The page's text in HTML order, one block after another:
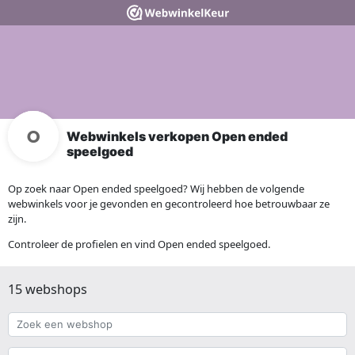
Webwinkels verkopen Open ended
speelgoed
Op zoek naar Open ended speelgoed? Wij hebben de volgende
webwinkels voor je gevonden en gecontroleerd hoe betrouwbaar ze
zijn.
Controleer de profielen en vind Open ended speelgoed.
15 webshops
Zoek
een
webshop